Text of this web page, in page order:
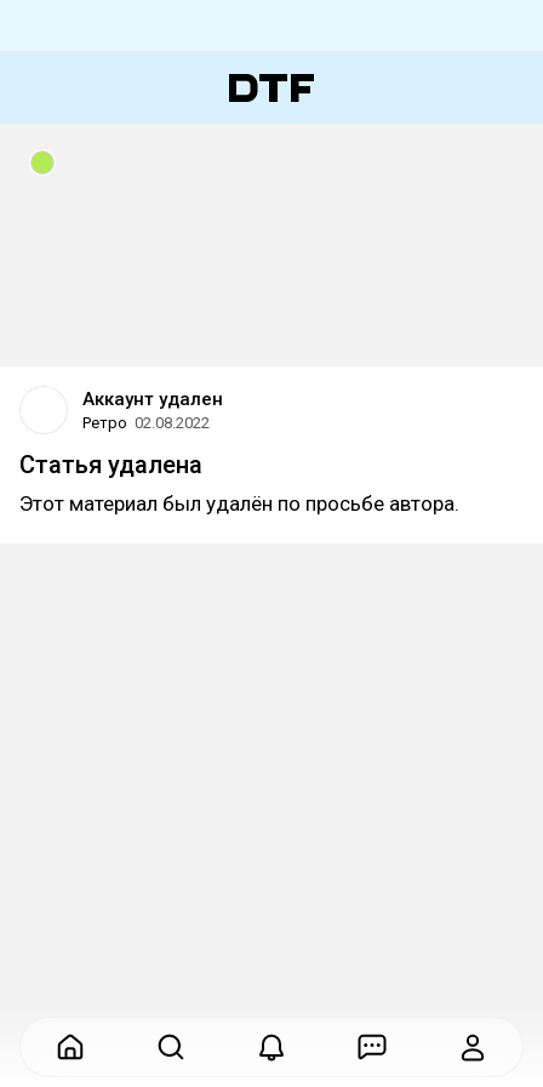
Аккаунт удален
Ретро 02.08.2022
Статья удалена
Этот материал был удалён по просьбе автора.